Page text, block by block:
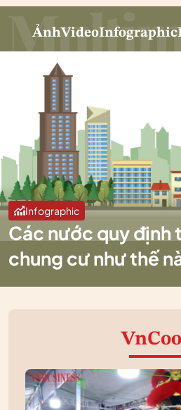
ẢnhVideoInfographic
Infographic
Các nước quy định
chung cư như thế